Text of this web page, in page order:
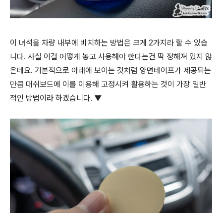
이 녀석을 차량 내부에 비치하는 방법은 크게 2가지라 할 수 있습
니다. 사실 이걸 어떻게 놓고 사용해야 한다는건 딱 정해져 있지 않
은데요. 기본적으로 아래에 보이는 것처럼 양면테이프가 제공되는
만큼 대쉬보드에 이를 이용해 고정시켜 활용하는 것이 가장 일반
적인 방법이라 하겠습니다. ▼